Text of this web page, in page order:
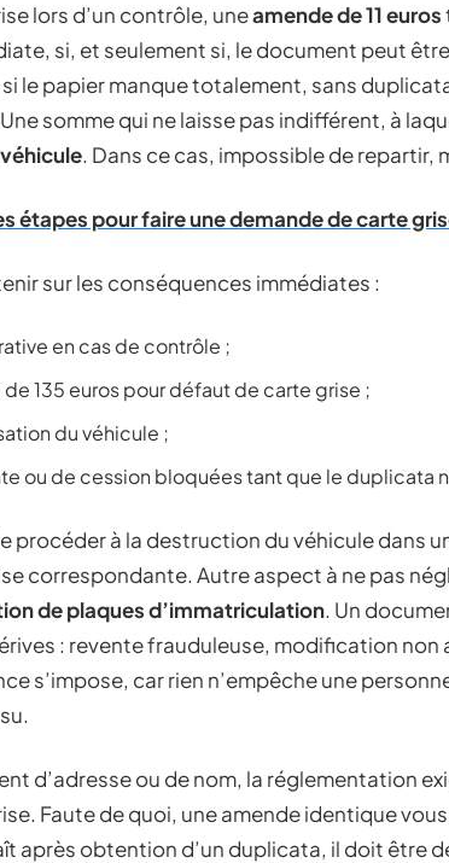
lors d’un contrôle, uneamende de 11 euros
si, et seulement si, le document peut
le papier manque totalement, sans
somme qui ne laisse pas indifférent, à
. Dans ce cas, impossible de repartir,
étapes pour faire une demande de carte
sur les conséquences immédiates :
en cas de contrôle ;
135 euros pour défaut de carte grise ;
du véhicule ;
ou de cession bloquées tant que le duplicata
procéder à la destruction du véhicule dans
correspondante. Autre aspect à ne pas
de plaques d’immatriculation. Un
: revente frauduleuse, modification non
s’impose, car rien n’empêche une
d’adresse ou de nom, la réglementation
Faute de quoi, une amende identique
après obtention d’un duplicata, il doit être